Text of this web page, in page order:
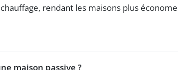
chauffage, rendant les maisons plus
maison passive ?